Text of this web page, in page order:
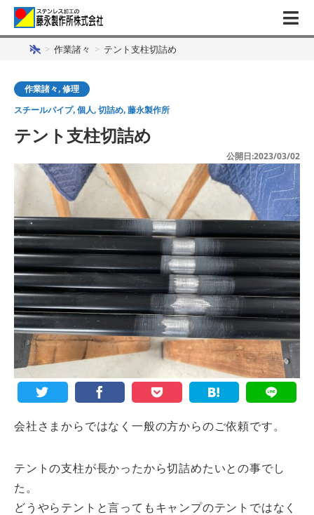
> 作業諸々 > テント支柱切詰め
作業諸々 , 修理
スチールパイプ, 個人, 切詰め, 藤永製作所
テント支柱切詰め
公開日:2023/03/02
会社さまからではなく一般の方からのご依頼です。
テントの支柱が長かったから切詰めたいとの事でし
た。
どうやらテントと言ってもキャンプのテントではなく